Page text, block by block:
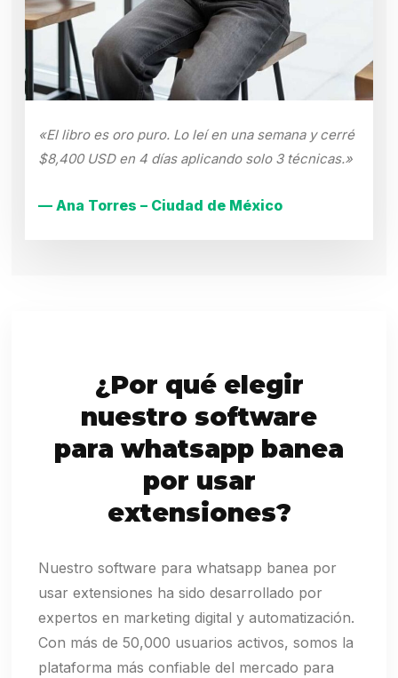
«El libro es oro puro. Lo leí en una semana y cerré
$8,400 USD en 4 días aplicando solo 3 técnicas.»
— Ana Torres – Ciudad de México
¿Por qué elegir
nuestro software
para whatsapp banea
por usar
extensiones?
Nuestro software para whatsapp banea por
usar extensiones ha sido desarrollado por
expertos en marketing digital y automatización.
Con más de 50,000 usuarios activos, somos la
plataforma más confiable del mercado para